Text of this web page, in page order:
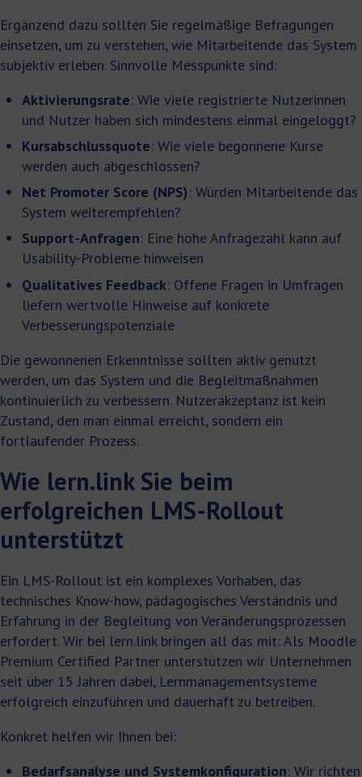
Ergänzend dazu sollten Sie regelmäßige Befragungen
einsetzen, um zu verstehen, wie Mitarbeitende das System
subjektiv erleben. Sinnvolle Messpunkte sind:
Aktivierungsrate: Wie viele registrierte Nutzerinnen
und Nutzer haben sich mindestens einmal eingeloggt?
Kursabschlussquote: Wie viele begonnene Kurse
werden auch abgeschlossen?
Net Promoter Score (NPS): Würden Mitarbeitende das
System weiterempfehlen?
Support-Anfragen: Eine hohe Anfragezahl kann auf
Usability-Probleme hinweisen
Qualitatives Feedback: Offene Fragen in Umfragen
liefern wertvolle Hinweise auf konkrete
Verbesserungspotenziale
Die gewonnenen Erkenntnisse sollten aktiv genutzt
werden, um das System und die Begleitmaßnahmen
kontinuierlich zu verbessern. Nutzerakzeptanz ist kein
Zustand, den man einmal erreicht, sondern ein
fortlaufender Prozess.
Wie lern.link Sie beim
erfolgreichen LMS-Rollout
unterstützt
Ein LMS-Rollout ist ein komplexes Vorhaben, das
technisches Know-how, pädagogisches Verständnis und
Erfahrung in der Begleitung von Veränderungsprozessen
erfordert. Wir bei lern.link bringen all das mit: Als Moodle
Premium Certified Partner unterstützen wir Unternehmen
seit über 15 Jahren dabei, Lernmanagementsysteme
erfolgreich einzuführen und dauerhaft zu betreiben.
Konkret helfen wir Ihnen bei:
Bedarfsanalyse und Systemkonfiguration: Wir richten